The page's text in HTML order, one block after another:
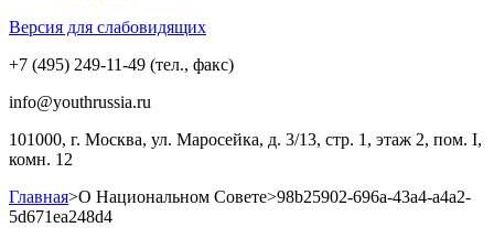
Версия для слабовидящих
+7 (495) 249-11-49 (тел., факс)
info@youthrussia.ru
101000, г. Москва, ул. Маросейка, д. 3/13, стр. 1, этаж 2, пом. I,
комн. 12
Главная>О Национальном Совете>98b25902-696a-43a4-a4a2-
5d671ea248d4